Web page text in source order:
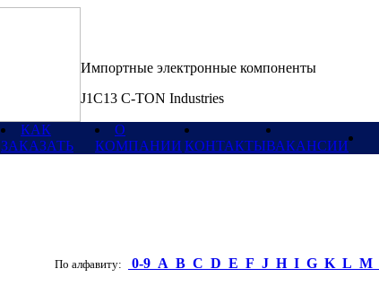
Импортные электронные компоненты
J1C13 C-TON Industries
КАК
ЗАКАЗАТЬ
О
КОМПАНИИ КОНТАКТЫВАКАНСИИ
По алфавиту: 0-9 A B C D E F J H I G K L M